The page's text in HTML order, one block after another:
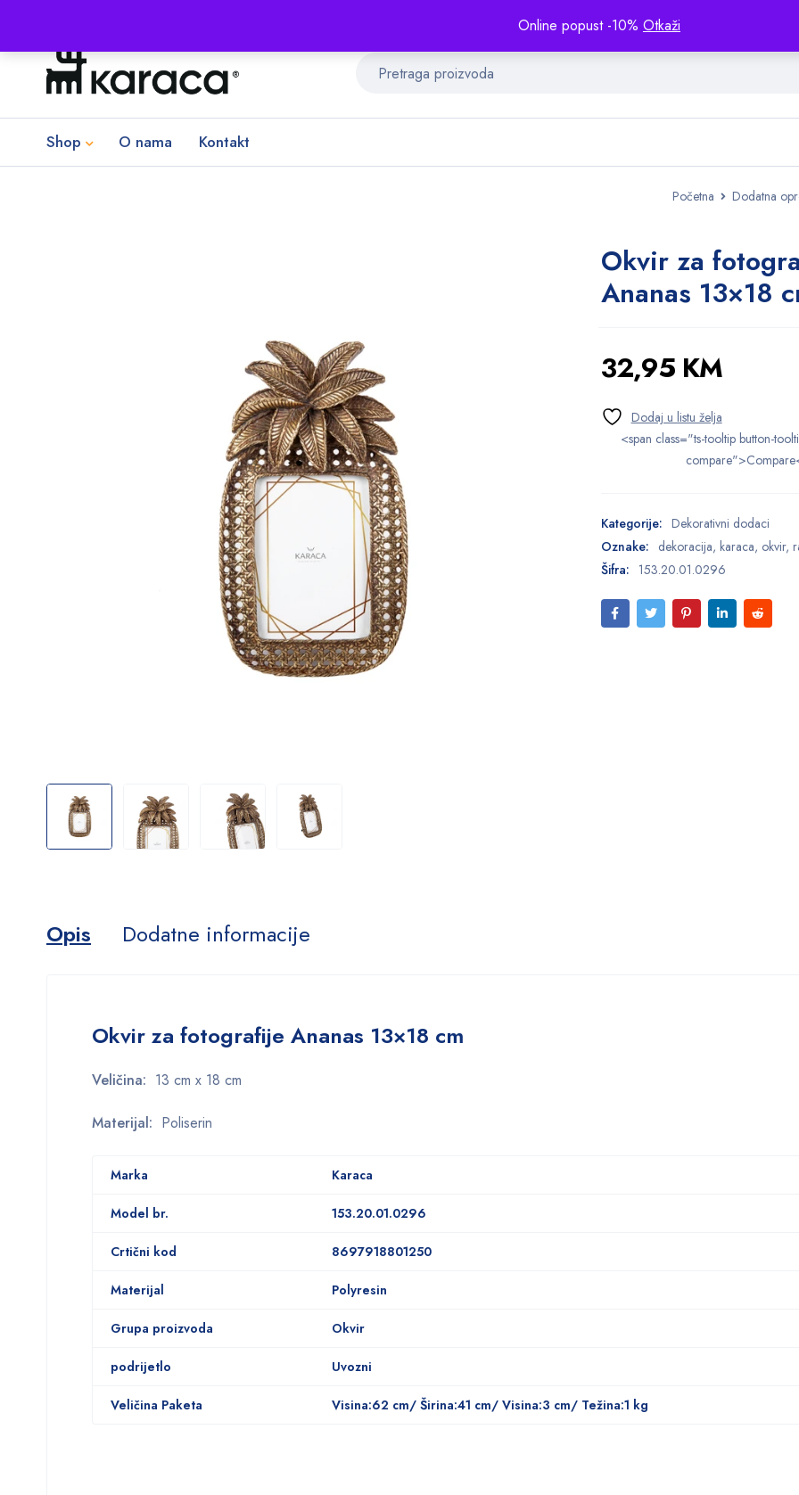
Online popust -10% Otkaži
Shop O nama Kontakt
Početna Dodatna
Okvir za
Ananas 13×18
32,95 KM
<span class="ts-tooltip button-
Kategorije: Dekorativni dodaci
Oznake: dekoracija, karaca, okvir,
Šifra: 153.20.01.0296
Opis Dodatne informacije
Okvir za fotografije Ananas 13×18 cm
Veličina: 13 cm x 18 cm
Materijal: Poliserin
Marka Karaca
Model br. 153.20.01.0296
Crtični kod 8697918801250
Materijal Polyresin
Grupa proizvoda Okvir
podrijetlo Uvozni
Veličina Paketa Visina:62 cm/ Širina:41 cm/ Visina:3 cm/ Težina:1 kg